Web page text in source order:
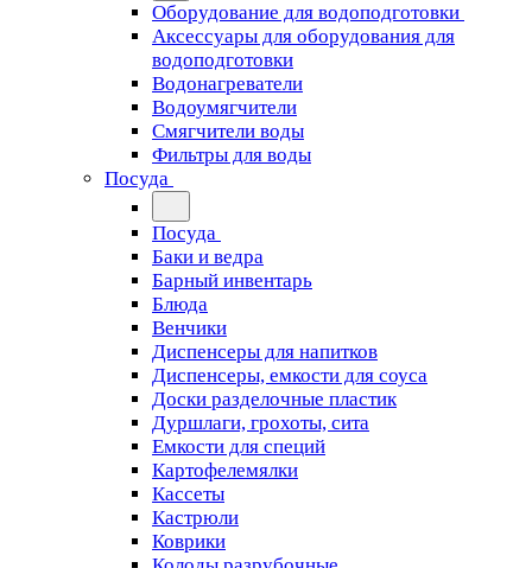
Оборудование для водоподготовки
Аксессуары для оборудования для
водоподготовки
Водонагреватели
Водоумягчители
Смягчители воды
Фильтры для воды
Посуда
Посуда
Баки и ведра
Барный инвентарь
Блюда
Венчики
Диспенсеры для напитков
Диспенсеры, емкости для соуса
Доски разделочные пластик
Дуршлаги, грохоты, сита
Емкости для специй
Картофелемялки
Кассеты
Кастрюли
Коврики